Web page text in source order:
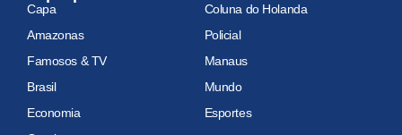
Capa
Coluna do Holanda
Amazonas
Policial
Famosos & TV
Manaus
Brasil
Mundo
Economia
Esportes